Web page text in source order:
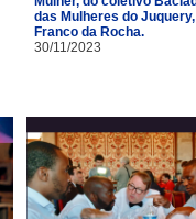
das Mulheres do
Franco da Rocha.
30/11/2023